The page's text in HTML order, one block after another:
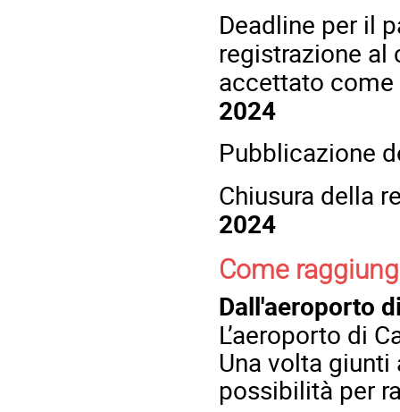
Deadline per il
registrazione al
accettato come
2024
Pubblicazione
Chiusura della
2024
Come
Dall'aeroporto
L’aeroporto di
Una volta
possibilità per